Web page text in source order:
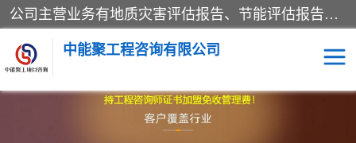
公司主营业务有地质灾害评估报告、节能评估报告、水土保持验收、水资源论证、土地复垦报告、项目可行性研究报告等。是经国家工商总局批准，在法律、法规、决定规定禁止的不得经营；法律、法规、决定规定应当许可（审批）的，经审批机关批准后凭许可（审批）文件经营;法律、法规，市场主体自主选择经营。
中能聚工程咨询有限公司